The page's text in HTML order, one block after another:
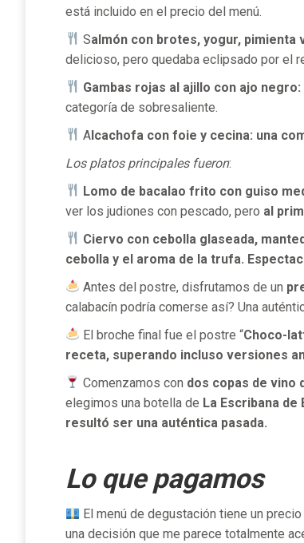
está incluido en el precio del menú.
Salmón con brotes, yogur, pimienta
delicioso, pero quedaba eclipsado por el
Gambas rojas al ajillo con ajo
categoría de sobresaliente.
Alcachofa con foie y cecina: una
Los platos principales fueron:
Lomo de bacalao frito con guiso
ver los judiones con pescado, pero al
Ciervo con cebolla glaseada,
cebolla y el aroma de la trufa.
Antes del postre, disfrutamos de un
calabacín podría comerse así? Una
El broche final fue el postre “Choco-
receta, superando incluso versiones
Comenzamos con dos copas de vino
elegimos una botella de La Escribana
resultó ser una auténtica pasada.
Lo que pagamos
El menú de degustación tiene un
una decisión que me parece totalmente